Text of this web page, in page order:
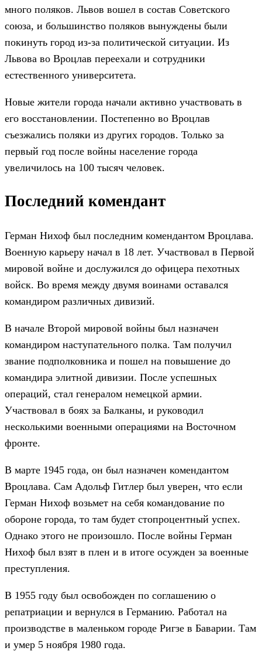
много поляков. Львов вошел в состав Советского
союза, и большинство поляков вынуждены были
покинуть город из-за политической ситуации. Из
Львова во Вроцлав переехали и сотрудники
естественного университета.
Новые жители города начали активно участвовать в
его восстановлении. Постепенно во Вроцлав
съезжались поляки из других городов. Только за
первый год после войны население города
увеличилось на 100 тысяч человек.
Последний комендант
Герман Нихоф был последним комендантом Вроцлава.
Военную карьеру начал в 18 лет. Участвовал в Первой
мировой войне и дослужился до офицера пехотных
войск. Во время между двумя воинами оставался
командиром различных дивизий.
В начале Второй мировой войны был назначен
командиром наступательного полка. Там получил
звание подполковника и пошел на повышение до
командира элитной дивизии. После успешных
операций, стал генералом немецкой армии.
Участвовал в боях за Балканы, и руководил
несколькими военными операциями на Восточном
фронте.
В марте 1945 года, он был назначен комендантом
Вроцлава. Сам Адольф Гитлер был уверен, что если
Герман Нихоф возьмет на себя командование по
обороне города, то там будет стопроцентный успех.
Однако этого не произошло. После войны Герман
Нихоф был взят в плен и в итоге осужден за военные
преступления.
В 1955 году был освобожден по соглашению о
репатриации и вернулся в Германию. Работал на
производстве в маленьком городе Ригзе в Баварии. Там
и умер 5 ноября 1980 года.